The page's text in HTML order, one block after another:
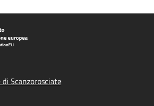
di Scanzorosciate